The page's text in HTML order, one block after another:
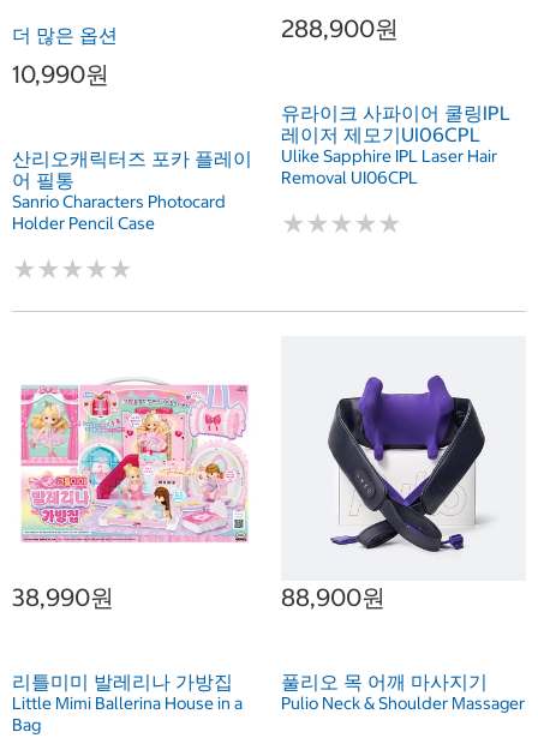
더 많은 옵션
10,990원
산리오캐릭터즈 포카 플레이
어 필통
Sanrio Characters Photocard
Holder Pencil Case
★★★★★
★★★★★
288,900원
유라이크 사파이어 쿨링IPL
레이저 제모기UI06CPL
Ulike Sapphire IPL Laser Hair
Removal UI06CPL
★★★★★
★★★★★
38,990원
리틀미미 발레리나 가방집
Little Mimi Ballerina House in a
Bag
88,900원
풀리오 목 어깨 마사지기
Pulio Neck & Shoulder Massager